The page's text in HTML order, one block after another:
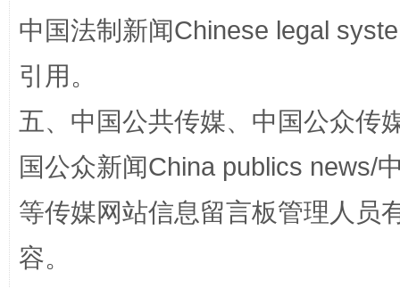
中国法制新闻Chinese legal
引用。
五、中国公共传媒、中国公众传
国公众新闻China publics news/
等传媒网站信息留言板管理人员
容。